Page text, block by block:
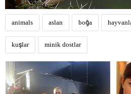
animals aslan boğa
kuşlar minik dostlar